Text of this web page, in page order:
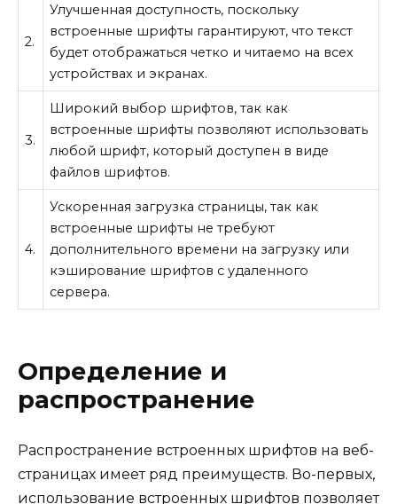
2.
Улучшенная доступность, поскольку
встроенные шрифты гарантируют, что текст
будет отображаться четко и читаемо на всех
устройствах и экранах.
3.
Широкий выбор шрифтов, так как
встроенные шрифты позволяют использовать
любой шрифт, который доступен в виде
файлов шрифтов.
4.
Ускоренная загрузка страницы, так как
встроенные шрифты не требуют
дополнительного времени на загрузку или
кэширование шрифтов с удаленного
сервера.
Определение и
распространение
Распространение встроенных шрифтов на веб-
страницах имеет ряд преимуществ. Во-первых,
использование встроенных шрифтов позволяет